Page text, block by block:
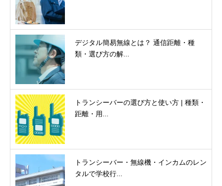
デジタル簡易無線とは？ 通信距離・種
類・選び方の解...
トランシーバーの選び方と使い方 | 種類・
距離・用...
トランシーバー・無線機・インカムのレン
タルで学校行...